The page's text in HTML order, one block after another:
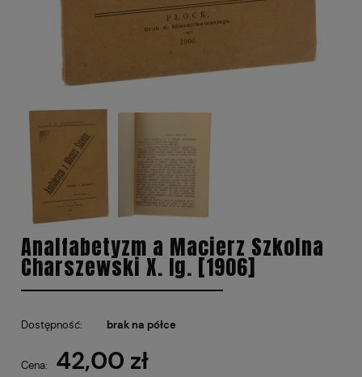
Analfabetyzm a Macierz Szkolna
Charszewski X. Ig. [1906]
Dostępność: brak na półce
Cena: 42,00 zł